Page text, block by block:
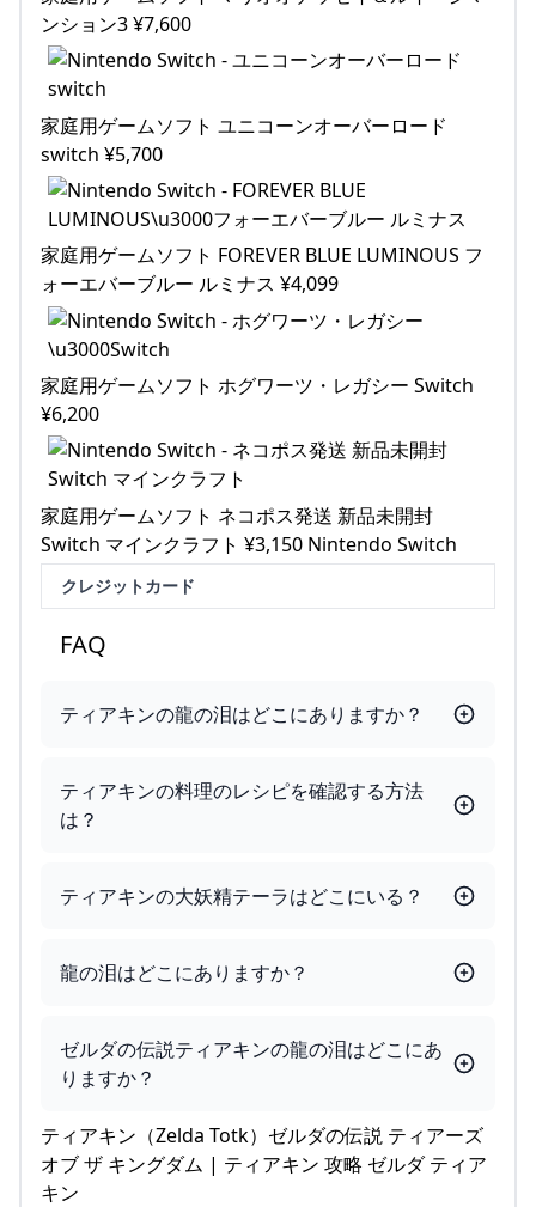
ンション3 ¥7,600
家庭用ゲームソフト ユニコーンオーバーロード
switch ¥5,700
家庭用ゲームソフト FOREVER BLUE LUMINOUS フ
ォーエバーブルー ルミナス ¥4,099
家庭用ゲームソフト ホグワーツ・レガシー Switch
¥6,200
家庭用ゲームソフト ネコポス発送 新品未開封
Switch マインクラフト ¥3,150 Nintendo Switch
クレジットカード
FAQ
ティアキンの龍の泪はどこにありますか？
ティアキンの料理のレシピを確認する方法
は？
ティアキンの大妖精テーラはどこにいる？
龍の泪はどこにありますか？
ゼルダの伝説ティアキンの龍の泪はどこにあ
りますか？
ティアキン（Zelda Totk）ゼルダの伝説 ティアーズ
オブ ザ キングダム | ティアキン 攻略 ゼルダ ティア
キン